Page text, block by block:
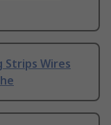
Strips Wires